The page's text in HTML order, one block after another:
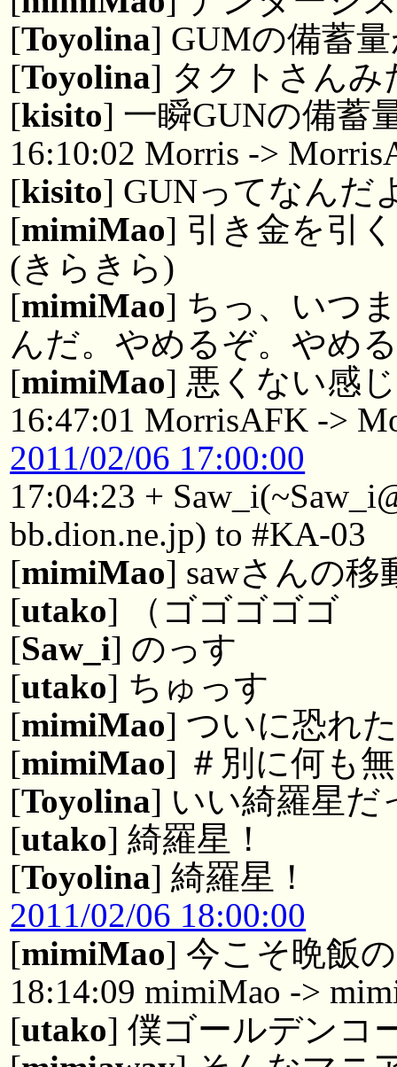
[Toyolina] GUMの備蓄
[Toyolina] タクトさんみ
[kisito] 一瞬GUNの備蓄
16:10:02 Morris ->
[kisito] GUNってなんだ
[mimiMao] 引き金を引
(きらきら)
[mimiMao] ちっ、いつ
んだ。やめるぞ。やめ
[mimiMao] 悪くない感
16:47:01 MorrisAFK ->
2011/02/06 17:00:00
17:04:23 +
bb.dion.ne.jp) to #KA-03
[mimiMao] sawさんの移
[utako] （ゴゴゴゴゴ
[Saw_i] のっす
[utako] ちゅっす
[mimiMao] ついに恐れ
[mimiMao] ＃別に何も
[Toyolina] いい綺羅星だ
[utako] 綺羅星！
[Toyolina] 綺羅星！
2011/02/06 18:00:00
[mimiMao] 今こそ晩飯
18:14:09 mimiMao ->
[utako] 僕ゴールデンコ